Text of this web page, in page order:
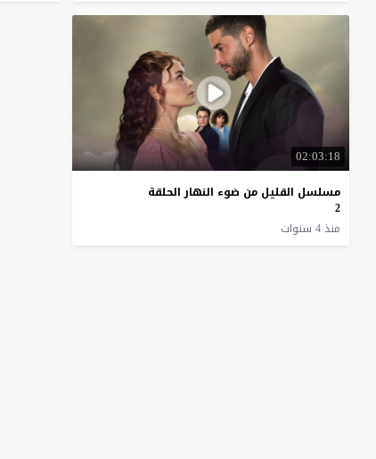
02:03:18
مسلسل القليل من ضوء النهار الحلقة
2
منذ 4 سنوات